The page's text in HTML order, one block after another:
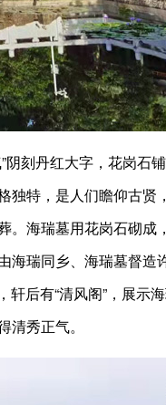
刻丹红大字，花岗石
特，是人们瞻仰古贤
海瑞墓用花岗石砌成
瑞同乡、海瑞墓督造
后有“清风阁”，展示
秀正气。